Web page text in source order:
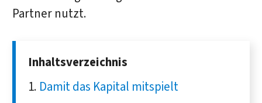
Partner nutzt.
Inhaltsverzeichnis
Damit das Kapital mitspielt